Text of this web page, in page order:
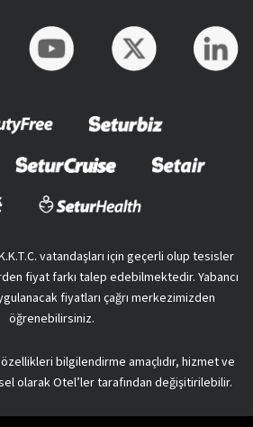
vatandaşları için geçerli olup tesisler
fiyat farkı talep edebilmektedir. Yabancı
fiyatları çağrı merkezimizden
öğrenebilirsiniz.
bilgilendirme amaçlıdır, hizmet ve
olarak Otel’ler tarafından değişitirilebilir.